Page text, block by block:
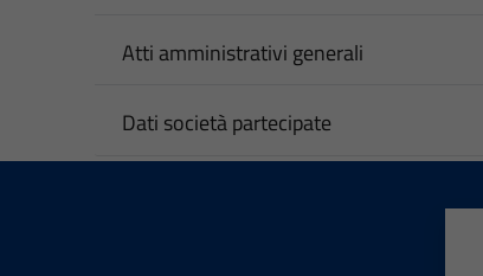
Atti amministrativi generali
Dati società partecipate